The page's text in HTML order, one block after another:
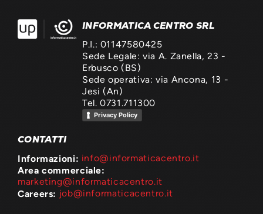
INFORMATICA CENTRO SRL
P.I.: 01147580425
Sede Legale: via A. Zanella, 23 -
Erbusco (BS)
Sede operativa: via Ancona, 13 -
Jesi (An)
Tel. 0731.711300
Privacy Policy
CONTATTI
Informazioni: info@informaticacentro.it
Area commerciale:
marketing@informaticacentro.it
Careers: job@informaticacentro.it